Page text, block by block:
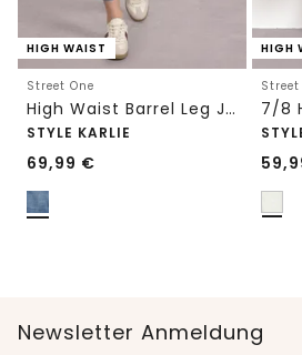
HIGH WAIST
Street One
High Waist Barrel Leg Jeans im Loose Fit
STYLE KARLIE
69,99 €
HIGH
Street
Newsletter Anmeldung